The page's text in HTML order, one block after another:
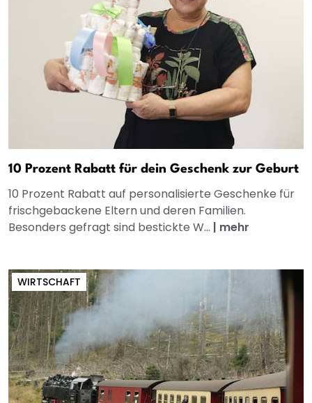
10 Prozent Rabatt für dein Geschenk zur Geburt
10 Prozent Rabatt auf personalisierte Geschenke für
frischgebackene Eltern und deren Familien.
Besonders gefragt sind bestickte W... | mehr
WIRTSCHAFT